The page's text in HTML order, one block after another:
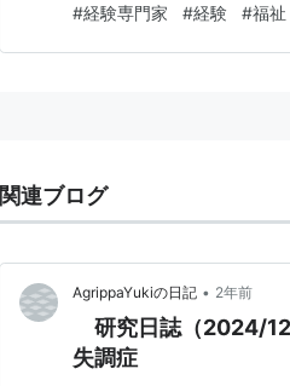
門家」とは、自身が心の病
ての視点を活かし、支援…
#経験専門家 #経験 #福祉
関連ブログ
AgrippaYukiの日記 • 2年前
研究日誌（2024/
失調症